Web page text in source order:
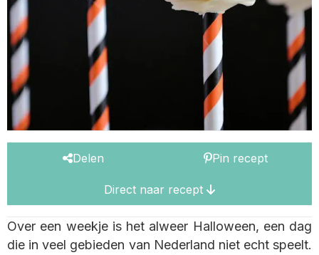
Delen Pin recept
Direct naar recept
Over een weekje is het alweer Halloween, een dag
die in veel gebieden van Nederland niet echt speelt.